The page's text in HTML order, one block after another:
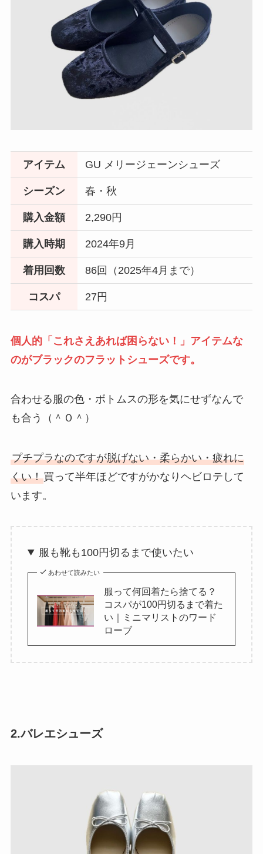
アイテム GU メリージェーンシューズ
シーズン 春・秋
購入金額 2,290円
購入時期 2024年9月
着用回数 86回（2025年4月まで）
コスパ 27円
個人的「これさえあれば困らない！」アイテムな
のがブラックのフラットシューズです。
合わせる服の色・ボトムスの形を気にせずなんで
も合う（＾Ｏ＾）
プチプラなのですが脱げない・柔らかい・疲れに
くい！買って半年ほどですがかなりヘビロテして
います。
服も靴も100円切るまで使いたい
あわせて読みたい
服って何回着たら捨てる？
コスパが100円切るまで着た
い｜ミニマリストのワード
ローブ
2.バレエシューズ